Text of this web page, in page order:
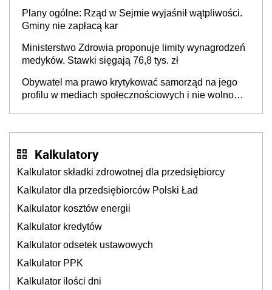
Plany ogólne: Rząd w Sejmie wyjaśnił wątpliwości.
Gminy nie zapłacą kar
Ministerstwo Zdrowia proponuje limity wynagrodzeń
medyków. Stawki sięgają 76,8 tys. zł
Obywatel ma prawo krytykować samorząd na jego
profilu w mediach społecznościowych i nie wolno
Kalkulatory
Kalkulator składki zdrowotnej dla przedsiębiorcy
Kalkulator dla przedsiębiorców Polski Ład
Kalkulator kosztów energii
Kalkulator kredytów
Kalkulator odsetek ustawowych
Kalkulator PPK
Kalkulator ilości dni